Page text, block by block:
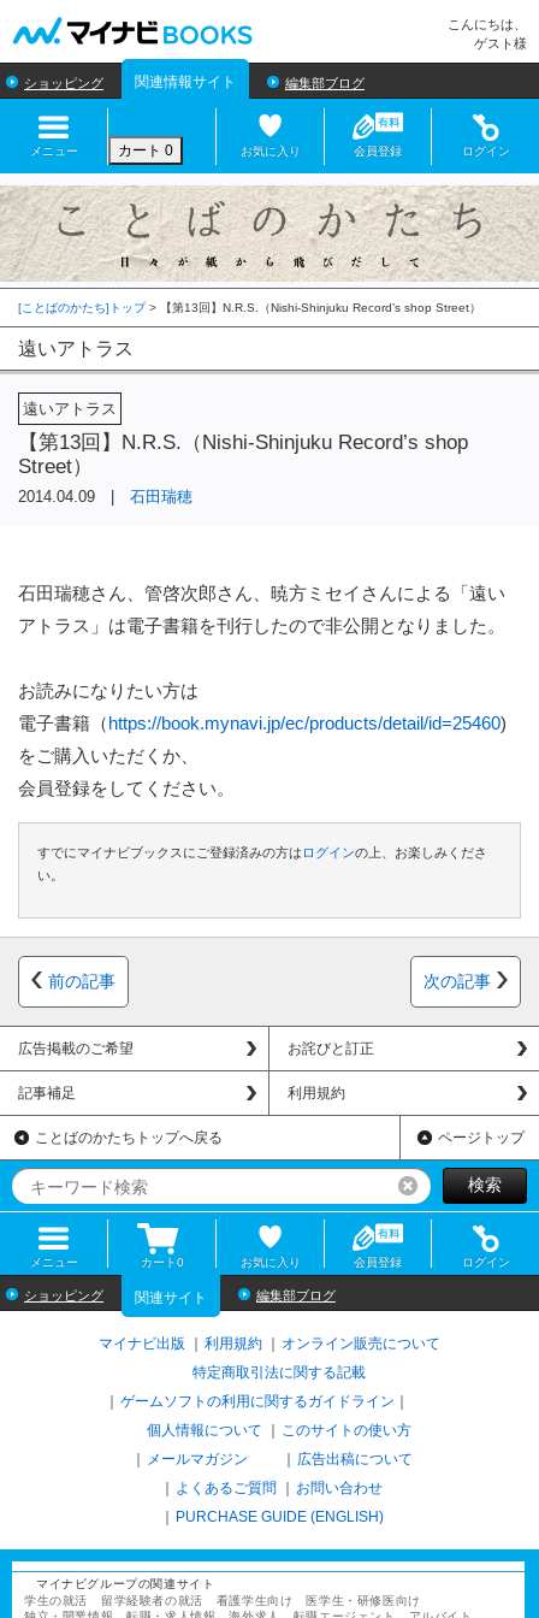
こんにちは、
ゲスト様
ショッピング 関連情報サイト 編集部ブログ
メニュー カート 0 お気に入り 会員登録 ログイン
[ことばのかたち]トップ>
遠いアトラス
遠いアトラス
【第13回】N.R.S.（Nishi-Shinjuku Record’s shop
Street）
2014.04.09 | 石田瑞穂
石田瑞穂さん、管啓次郎さん、暁方ミセイさんによる「遠い
アトラス」は電子書籍を刊行したので非公開となりました。
お読みになりたい方は
電子書籍（https://book.mynavi.jp/ec/products/detail/id=25460)
をご購入いただくか、
会員登録をしてください。
すでにマイナビブックスにご登録済みの方は ログインの上、お楽しみくださ
い。
前の記事 次の記事
広告掲載のご希望 お詫びと訂正
記事補足 利用規約
ことばのかたちトップへ戻る ページトップ
リセット検索
メニュー カート0 お気に入り 会員登録 ログイン
ショッピング 関連サイト 編集部ブログ
マイナビ出版 利用規約
オンライン販売について
特定商取引法に関する記載
ゲームソフトの利用に関するガイドライン
個人情報について
このサイトの使い方
メールマガジン
広告出稿について
よくあるご質問
お問い合わせ
PURCHASE GUIDE (ENGLISH)
マイナビグループの関連サイト
学生の就活
留学経験者の就活 看護学生向け
医学生・研修医向け